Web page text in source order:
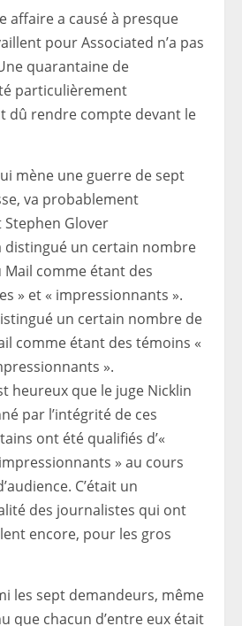
affaire a causé à presque
pour Associated n’a pas
quarantaine de
particulièrement
dû rendre compte devant le
mène une guerre de sept
va probablement
Glover
un certain nombre de
comme étant des témoins «
».
heureux que le juge Nicklin
par l’intégrité de ces
ont été qualifiés d’«
» au cours
C’était un
des journalistes qui ont
encore, pour les gros
les sept demandeurs, même
que chacun d’entre eux était